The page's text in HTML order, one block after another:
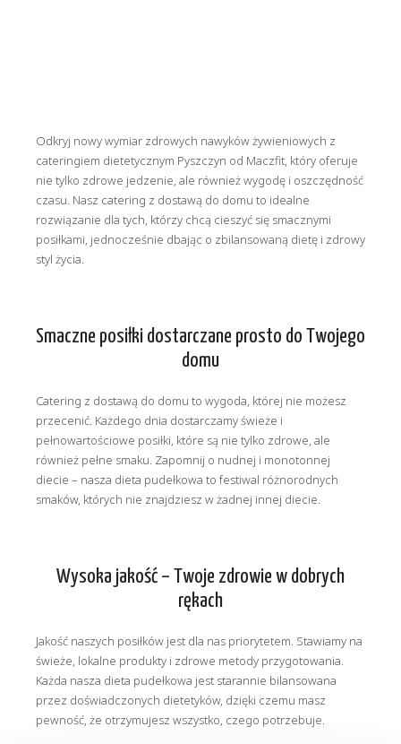
Odkryj nowy wymiar zdrowych nawyków żywieniowych z
cateringiem dietetycznym Pyszczyn od Maczfit, który oferuje
nie tylko zdrowe jedzenie, ale również wygodę i oszczędność
czasu. Nasz catering z dostawą do domu to idealne
rozwiązanie dla tych, którzy chcą cieszyć się smacznymi
posiłkami, jednocześnie dbając o zbilansowaną dietę i zdrowy
styl życia.
Smaczne posiłki dostarczane prosto do Twojego
domu
Catering z dostawą do domu to wygoda, której nie możesz
przecenić. Każdego dnia dostarczamy świeże i
pełnowartościowe posiłki, które są nie tylko zdrowe, ale
również pełne smaku. Zapomnij o nudnej i monotonnej
diecie – nasza dieta pudełkowa to festiwal różnorodnych
smaków, których nie znajdziesz w żadnej innej diecie.
Wysoka jakość – Twoje zdrowie w dobrych
rękach
Jakość naszych posiłków jest dla nas priorytetem. Stawiamy na
świeże, lokalne produkty i zdrowe metody przygotowania.
Każda nasza dieta pudełkowa jest starannie bilansowana
przez doświadczonych dietetyków, dzięki czemu masz
pewność, że otrzymujesz wszystko, czego potrzebuje.